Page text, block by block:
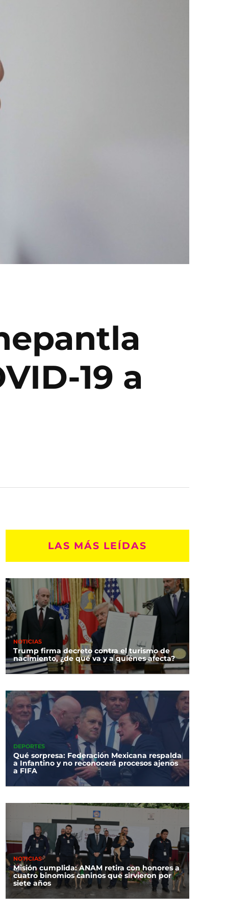
19 a
LAS MÁS LEÍDAS
NOTICIAS
Trump firma decreto contra el turismo de
nacimiento, ¿de qué va y a quiénes afecta?
DEPORTES
Qué sorpresa: Federación Mexicana respalda
a Infantino y no reconocerá procesos ajenos
a FIFA
NOTICIAS
Misión cumplida: ANAM retira con honores a
cuatro binomios caninos que sirvieron por
siete años